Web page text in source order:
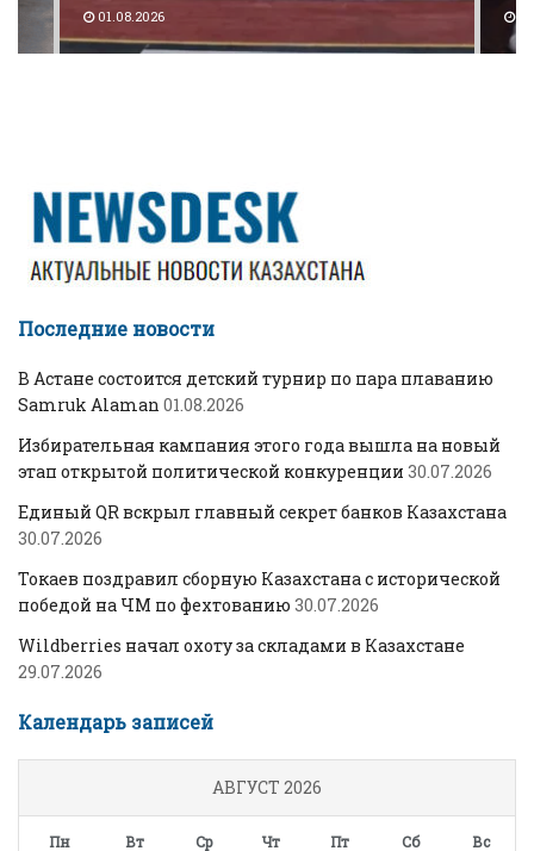
01.08.2026
Последние новости
В Астане состоится детский турнир по пара плаванию
Samruk Alaman 01.08.2026
Избирательная кампания этого года вышла на новый
этап открытой политической конкуренции 30.07.2026
Единый QR вскрыл главный секрет банков Казахстана
30.07.2026
Токаев поздравил сборную Казахстана с исторической
победой на ЧМ по фехтованию 30.07.2026
Wildberries начал охоту за складами в Казахстане
29.07.2026
Календарь записей
АВГУСТ 2026
Пн Вт Ср Чт Пт Сб Вс